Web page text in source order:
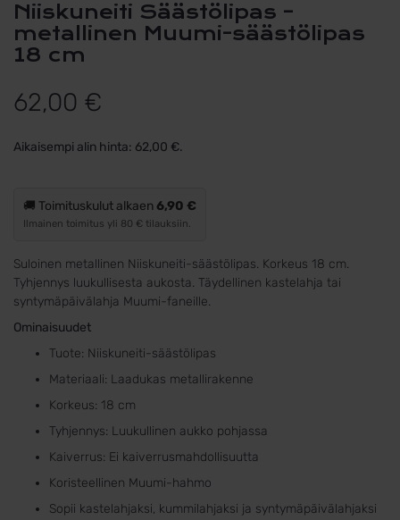
Niiskuneiti Säästölipas –
metallinen Muumi-säästölipas
18 cm
62,00 €
Aikaisempi alin hinta: 62,00 €.
🚚 Toimituskulut alkaen6,90 €
Ilmainen toimitus yli 80 € tilauksiin.
Suloinen metallinen Niiskuneiti-säästölipas. Korkeus 18 cm.
Tyhjennys luukullisesta aukosta. Täydellinen kastelahja tai
syntymäpäivälahja Muumi-faneille.
Ominaisuudet
Tuote: Niiskuneiti-säästölipas
Materiaali: Laadukas metallirakenne
Korkeus: 18 cm
Tyhjennys: Luukullinen aukko pohjassa
Kaiverrus: Ei kaiverrusmahdollisuutta
Koristeellinen Muumi-hahmo
Sopii kastelahjaksi, kummilahjaksi ja syntymäpäivälahjaksi